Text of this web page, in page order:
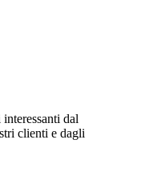
dal
clienti e dagli